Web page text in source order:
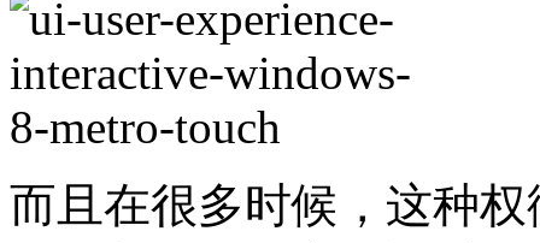
而且在很多时候，这种